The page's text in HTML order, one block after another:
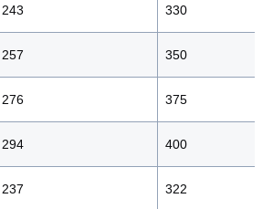
243 330
257 350
276 375
294 400
237 322